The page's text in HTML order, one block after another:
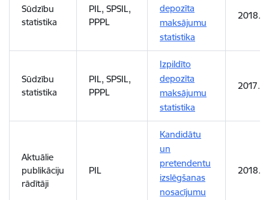
Sūdzību
statistika
PIL, SPSIL,
PPPL
depozīta
maksājumu
statistika
2018.
Sūdzību
statistika
PIL, SPSIL,
PPPL
Izpildīto
depozīta
maksājumu
statistika
2017.
Aktuālie
publikāciju
rādītāji
PIL
Kandidātu
un
pretendentu
izslēgšanas
nosacījumu
2018.